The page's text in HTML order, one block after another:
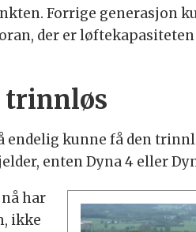
Forrige generasjon
der er
trinnløs
endelig kunne få den
enten Dyna 4 eller
har
ikke